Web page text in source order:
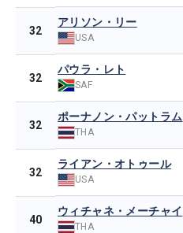
32
アリソン・リー
USA
32
パウラ・レト
SAF
32
ポーナノン・パットラム
THA
32
ライアン・オトゥール
USA
40
ウィチャネ・メーチャイ
THA